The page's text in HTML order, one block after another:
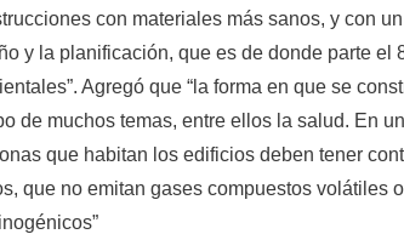
con materiales más sanos, y con
y la planificación, que es de donde parte el
Agregó que “la forma en que se
de muchos temas, entre ellos la salud. En
que habitan los edificios deben tener
que no emitan gases compuestos volátiles